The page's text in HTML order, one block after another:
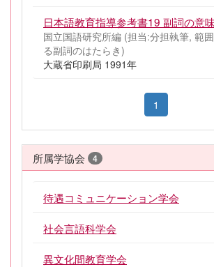
日本語教育指導参考書19 副詞の意
国立国語研究所編 (担当:分担執筆, 範
る副詞のはたらき)
大蔵省印刷局 1991年
1
所属学協会 4
待遇コミュニケーション学会
社会言語科学会
異文化間教育学会